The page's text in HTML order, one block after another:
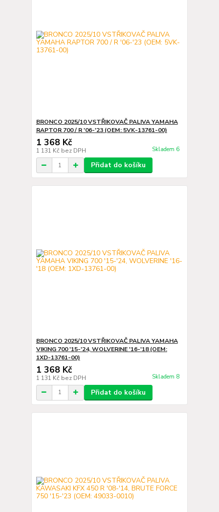
BRONCO 2025/10 VSTŘIKOVAČ PALIVA YAMAHA
RAPTOR 700 / R '06-'23 (OEM: 5VK-13761-00)
1 368 Kč
1 131 Kč bez DPH Skladem 6
Přidat do košíku
BRONCO 2025/10 VSTŘIKOVAČ PALIVA YAMAHA
VIKING 700 '15-'24, WOLVERINE '16-'18 (OEM:
1XD-13761-00)
1 368 Kč
1 131 Kč bez DPH Skladem 8
Přidat do košíku